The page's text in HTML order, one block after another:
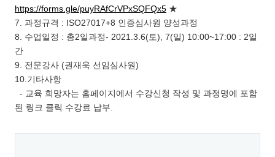
https://forms.gle/puyRAfCrVPxSQFQx5★
7. 과정규격 : ISO27017+8 인증심사원 양성과정
8. 수업일정 : 총2일과정- 2021.3.6(토), 7(일) 10:00~17:00 : 2일
간
9. 전문강사 (권재욱 선임심사원)
10.기타사항
- 교육 희망자는 홈페이지에서 수강신청 작성 및 과정명에 포함
된 링크 클릭 수강료 납부.